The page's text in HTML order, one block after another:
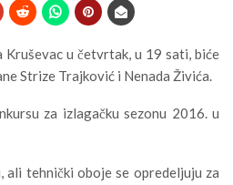
u četvrtak, u 19 sati, biće
Strize Trajković i Nenada Živića.
za izlagačku sezonu 2016. u
tehnički oboje se opredeljuju za